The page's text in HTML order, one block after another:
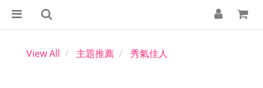
View All 主題推薦 秀氣佳人